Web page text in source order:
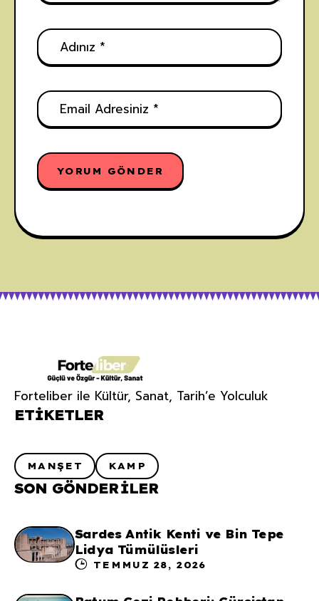
Forteliber ile Kültür, Sanat, Tarih’e Yolculuk
ETIKETLER
MANŞET KAMP
SON GÖNDERILER
Sardes Antik Kenti ve Bin Tepe
Lidya Tümülüsleri
TEMMUZ 28, 2026